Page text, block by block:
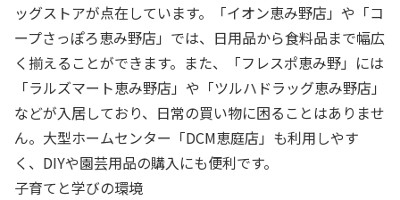
ッグストアが点在しています。「イオン恵み野店」や「コ
ープさっぽろ恵み野店」では、日用品から食料品まで幅広
く揃えることができます。また、「フレスポ恵み野」には
「ラルズマート恵み野店」や「ツルハドラッグ恵み野店」
などが入居しており、日常の買い物に困ることはありませ
ん。大型ホームセンター「DCM恵庭店」も利用しやす
く、DIYや園芸用品の購入にも便利です。
子育てと学びの環境